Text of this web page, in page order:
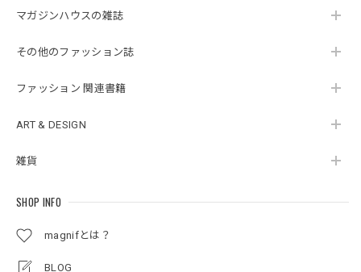
マガジンハウスの雑誌
その他のファッション誌
ファッション 関連書籍
ART & DESIGN
雑貨
SHOP INFO
magnifとは？
BLOG